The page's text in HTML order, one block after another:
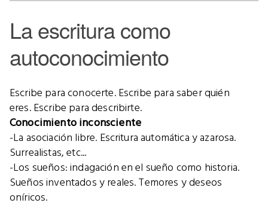
La escritura como
autoconocimiento
Escribe para conocerte. Escribe para saber quién
eres. Escribe para describirte.
Conocimiento inconsciente
-La asociación libre. Escritura automática y azarosa.
Surrealistas, etc...
-Los sueños: indagación en el sueño como historia.
Sueños inventados y reales. Temores y deseos
oníricos.